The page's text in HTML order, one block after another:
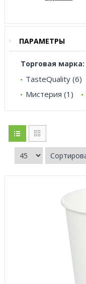
ПАРАМЕТРЫ
Торговая марка:
TasteQuality (6)
Мистерия (1)